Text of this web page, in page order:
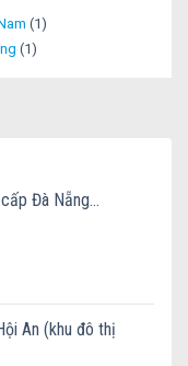
(1)
(1)
Đà Nẵng...
An (khu đô thị